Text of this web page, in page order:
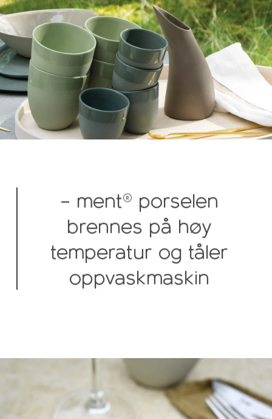
– ment® porselen
brennes på høy
temperatur og tåler
oppvaskmaskin